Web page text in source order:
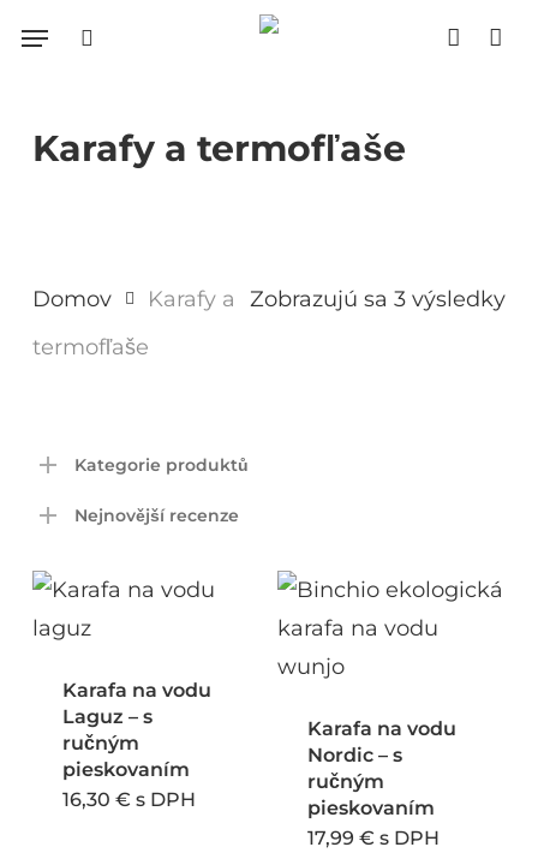
content
Menu
Karafy a termofľaše
Zobrazujú sa 3 výsledky
Domov
Karafy a
termofľaše
Kategorie produktů
Nejnovější recenze
Karafa na vodu
Laguz – s
ručným
pieskovaním
16,30 € s DPH
Karafa na vodu
Nordic – s
ručným
pieskovaním
17,99€ s DPH